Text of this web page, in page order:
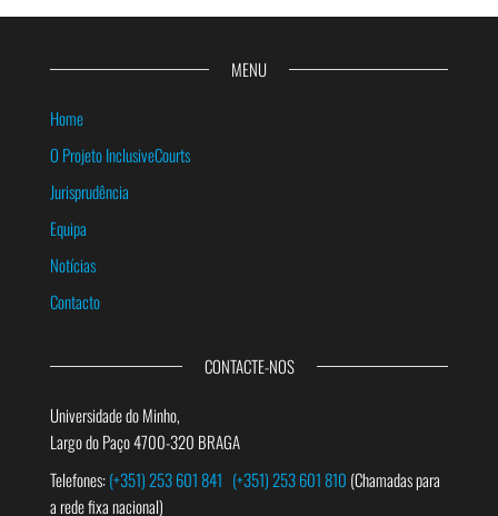
MENU
Home
O Projeto InclusiveCourts
Jurisprudência
Equipa
Notícias
Contacto
CONTACTE-NOS
Universidade do Minho,
Largo do Paço 4700-320 BRAGA
Telefones:(+351) 253 601 841 (+351) 253 601 810 (Chamadas para
a rede fixa nacional)